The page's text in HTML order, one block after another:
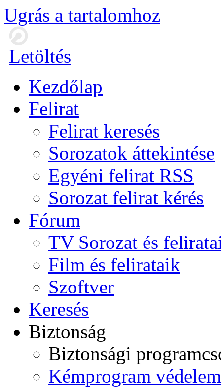
Ugrás a tartalomhoz
Letöltés
Kezdőlap
Felirat
Felirat keresés
Sorozatok áttekintése
Egyéni felirat RSS
Sorozat felirat kérés
Fórum
TV Sorozat és
Film és felirataik
Szoftver
Keresés
Biztonság
Biztonsági
Kémprogram védelem